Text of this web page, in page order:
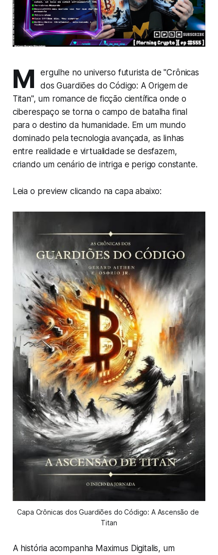
M
ergulhe no universo futurista de "Crônicas
dos Guardiões do Código: A Origem de
Titan", um romance de ficção científica onde o
ciberespaço se torna o campo de batalha final
para o destino da humanidade. Em um mundo
dominado pela tecnologia avançada, as linhas
entre realidade e virtualidade se desfazem,
criando um cenário de intriga e perigo constante.
Leia o preview clicando na capa abaixo:
Capa Crônicas dos Guardiões do Código: A Ascensão de
Titan
A história acompanha Maximus Digitalis, um